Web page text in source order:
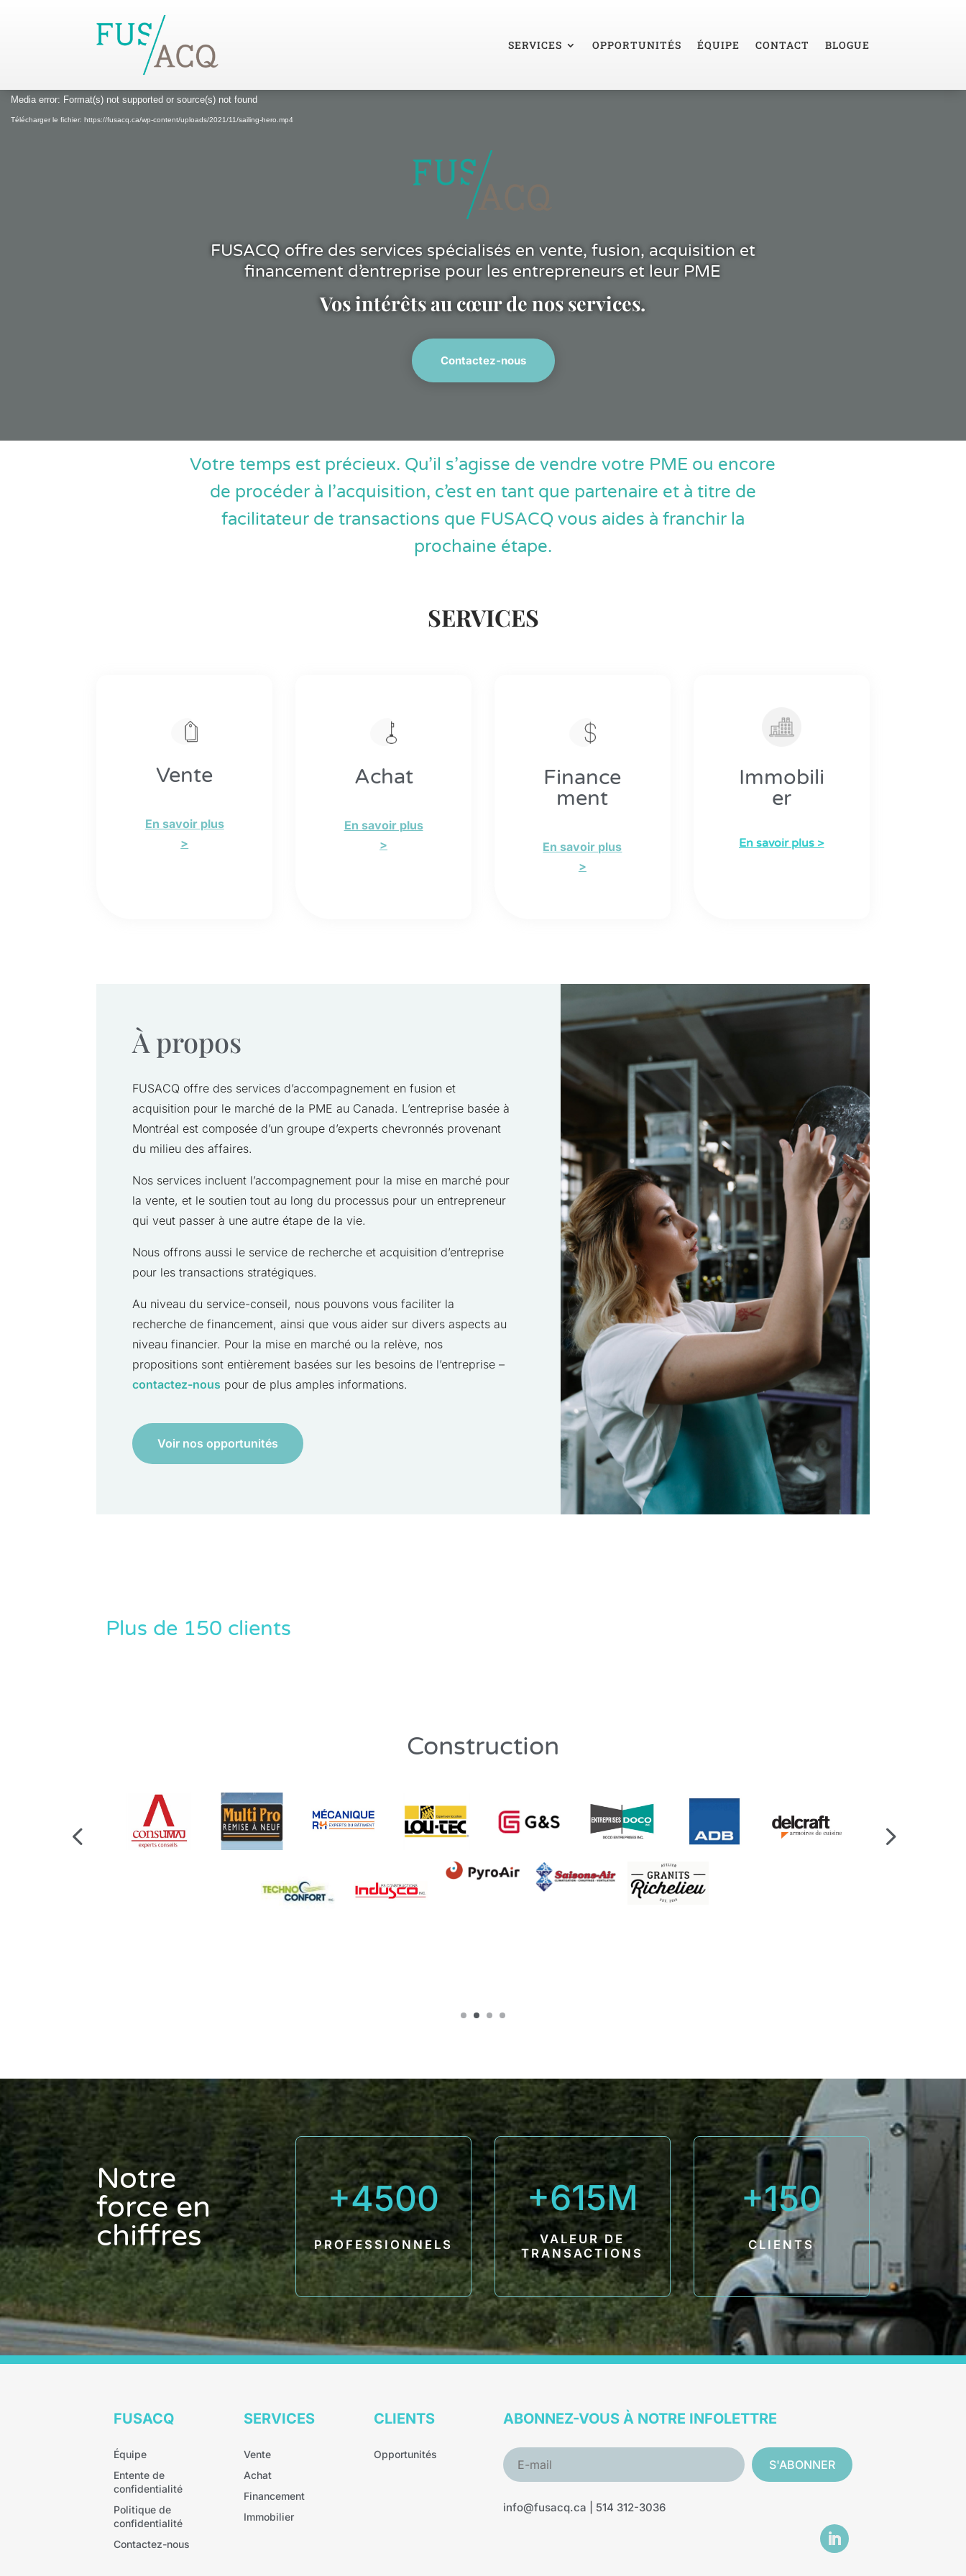
SERVICES OPPORTUNITÉS ÉQUIPE CONTACT BLOGUE
Lecteur
vidéo
Media error: Format(s) not supported or source(s) not found
Télécharger le fichier: https://fusacq.ca/wp-content/uploads/2021/11/sailing-hero.mp4
FUSACQ offre des services spécialisés en vente, fusion, acquisition et
financement d’entreprise pour les entrepreneurs et leur PME​
Vos intérêts au cœur de nos services.
Contactez-nous
Votre temps est précieux. Qu’il s’agisse de vendre votre PME ou encore
de procéder à l’acquisition, c’est en tant que partenaire et à titre de
facilitateur de transactions que FUSACQ vous aides à franchir la
prochaine étape.
SERVICES
Vente
En savoir plus
>
Achat
En savoir plus
>
Finance
ment
En savoir plus
>
Immobili
er
En savoir plus >
À propos
FUSACQ offre des services d’accompagnement en fusion et
acquisition pour le marché de la PME au Canada. L’entreprise basée à
Montréal est composée d’un groupe d’experts chevronnés provenant
du milieu des affaires.
Nos services incluent l’accompagnement pour la mise en marché pour
la vente, et le soutien tout au long du processus pour un entrepreneur
qui veut passer à une autre étape de la vie.
Nous offrons aussi le service de recherche et acquisition d’entreprise
pour les transactions stratégiques.
Au niveau du service-conseil, nous pouvons vous faciliter la
recherche de financement, ainsi que vous aider sur divers aspects au
niveau financier. Pour la mise en marché ou la relève, nos
propositions sont entièrement basées sur les besoins de l’entreprise –
contactez-nous pour de plus amples informations.
Voir nos opportunités
Plus de 150 clients
Construction
Notre
force en
chiffres
4500
PROFESSIONNELS
615
VALEUR DE
TRANSACTIONS
150
CLIENTS
FUSACQ
Équipe
Entente de
confidentialité
Politique de
confidentialité
Contactez-nous
SERVICES
Vente
Achat
Financement
Immobilier
CLIENTS
Opportunités
ABONNEZ-VOUS À NOTRE INFOLETTRE
S'ABONNER
info@fusacq.ca | 514 312-3036